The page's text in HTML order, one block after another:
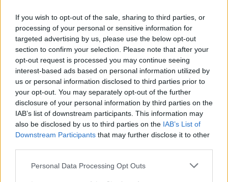
If you wish to opt-out of the sale, sharing to third parties, or
processing of your personal or sensitive information for
targeted advertising by us, please use the below opt-out
section to confirm your selection. Please note that after your
opt-out request is processed you may continue seeing
interest-based ads based on personal information utilized by
us or personal information disclosed to third parties prior to
your opt-out. You may separately opt-out of the further
disclosure of your personal information by third parties on the
IAB’s list of downstream participants. This information may
also be disclosed by us to third parties on the IAB’s List of
Downstream Participants that may further disclose it to other
Personal Data Processing Opt Outs
momento, col Cagliari occhio anche ai
piazzati.
NERES- Sta emergendo alla grande, 2
assist nelle ultime due: sarà uno dei
principali pericoli per la difesa del Como.
KOOPMEINERS- Non può piovere per
sempre: che la cura Spalletti possa sortire